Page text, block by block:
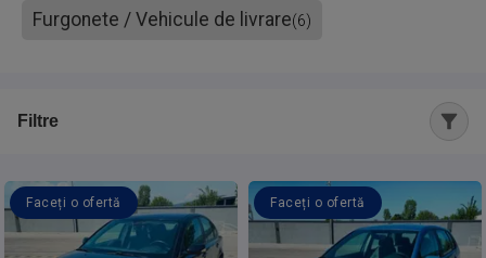
Furgonete / Vehicule de livrare(6)
Filtre
Faceți o ofertă Faceți o ofertă